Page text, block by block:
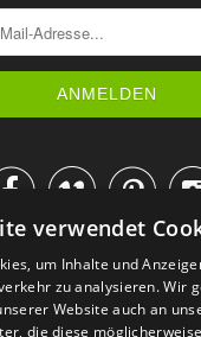

BLÄTTERN
verwendet
um Inhalte und
zu analysieren. Wir
Website auch an
die diese